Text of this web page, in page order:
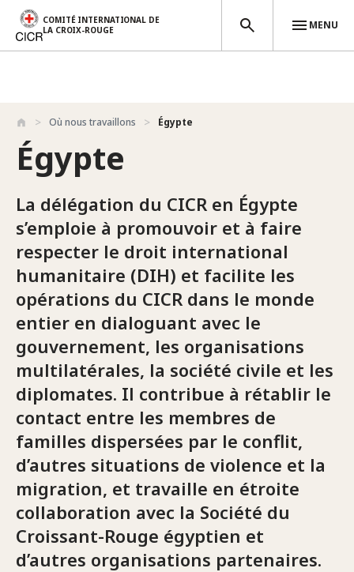
Aller au contenu principal
COMITÉ INTERNATIONAL DE
LA CROIX-ROUGE
MENU
Où nous travaillons Égypte
Égypte
La délégation du CICR en Égypte
s’emploie à promouvoir et à faire
respecter le droit international
humanitaire (DIH) et facilite les
opérations du CICR dans le monde
entier en dialoguant avec le
gouvernement, les organisations
multilatérales, la société civile et les
diplomates. Il contribue à rétablir le
contact entre les membres de
familles dispersées par le conflit,
d’autres situations de violence et la
migration, et travaille en étroite
collaboration avec la Société du
Croissant-Rouge égyptien et
d’autres organisations partenaires.